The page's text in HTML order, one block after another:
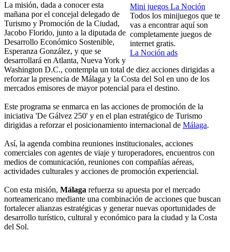
Mini juegos La Noción
Todos los minijuegos que te
vas a encontrar aquí son
completamente juegos de
internet gratis.
La Noción ads
La misión, dada a conocer esta
mañana por el concejal delegado de
Turismo y Promoción de la Ciudad,
Jacobo Florido, junto a la diputada de
Desarrollo Económico Sostenible,
Esperanza González, y que se
desarrollará en Atlanta, Nueva York y
Washington D.C., contempla un total de diez acciones dirigidas a
reforzar la presencia de Málaga y la Costa del Sol en uno de los
mercados emisores de mayor potencial para el destino.
Este programa se enmarca en las acciones de promoción de la
iniciativa 'De Gálvez 250' y en el plan estratégico de Turismo
dirigidas a reforzar el posicionamiento internacional de Málaga.
Así, la agenda combina reuniones institucionales, acciones
comerciales con agentes de viaje y turoperadores, encuentros con
medios de comunicación, reuniones con compañías aéreas,
actividades culturales y acciones de promoción experiencial.
Con esta misión, Málaga refuerza su apuesta por el mercado
norteamericano mediante una combinación de acciones que buscan
fortalecer alianzas estratégicas y generar nuevas oportunidades de
desarrollo turístico, cultural y económico para la ciudad y la Costa
del Sol.